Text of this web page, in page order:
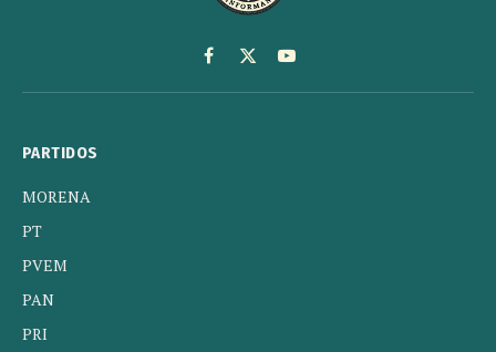
Facebook
X
(Twitter)
YouTube
PARTIDOS
MORENA
PT
PVEM
PAN
PRI